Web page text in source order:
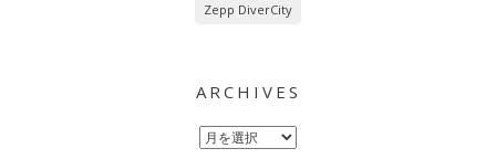
Zepp DiverCity
ARCHIVES
Archives